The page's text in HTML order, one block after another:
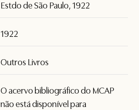
Estdo de São Paulo, 1922
1922
Outros Livros
O acervo bibliográfico do MCAP
não está disponível para